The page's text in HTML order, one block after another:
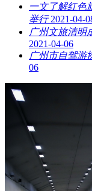
一文了解红色
举行 2021-04-
广州文旅清明
2021-04-06
广州市自驾游
06